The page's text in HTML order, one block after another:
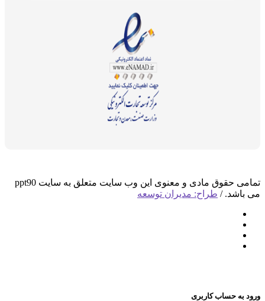
تمامی حقوق مادی و معنوی این وب سایت متعلق به سایت ppt90
/ طراح: مدیران توسعه
کاربری